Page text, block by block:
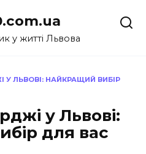
у житті Львова
У ЛЬВОВІ: НАЙКРАЩИЙ ВИБІР
у Львові:
для вас